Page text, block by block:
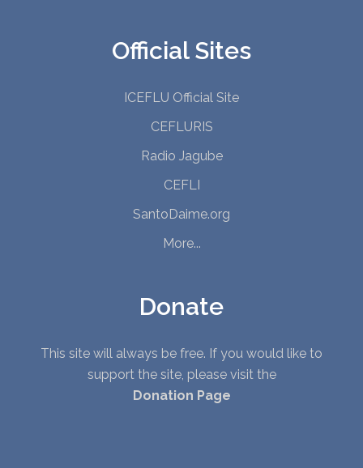
Official Sites
ICEFLU Official Site
CEFLURIS
Radio Jagube
CEFLI
SantoDaime.org
More...
Donate
This site will always be free. If you would like to
support the site, please visit the
Donation Page